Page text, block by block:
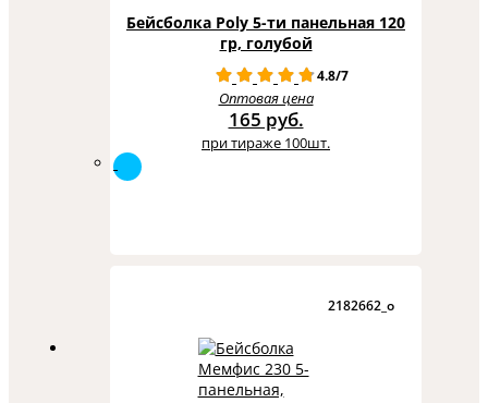
Бейсболка Poly 5-ти панельная 120
гр, голубой
4.8/7
Оптовая цена
165 руб.
при тираже 100шт.
2182662_o